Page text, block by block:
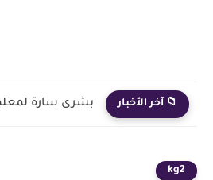
📁 آخر الأخبار
kg2